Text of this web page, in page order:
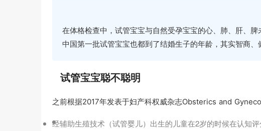
在体格检查中，试管宝宝与自然受孕宝宝的心、肺、肝、
中国第一批试管宝宝也都到了结婚生子的年龄，其实智商
试管宝宝聪不聪明
之前根据2017年发表于妇产科权威杂志Obsterics and
经辅助生殖技术（试管婴儿）出生的儿童在2岁的时候在认知